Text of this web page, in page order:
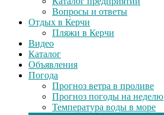
Вопросы и ответы
Отдых в Керчи
Пляжи в Керчи
Видео
Каталог
Объявления
Погода
Прогноз ветра в проливе
Прогноз погоды на неделю
Температура воды в море